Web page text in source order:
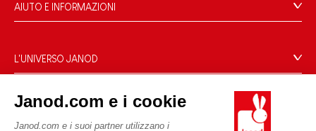
Janod.com e i cookie
Janod.com e i suoi partner utilizzano i
AIUTO E INFORMAZIONI
Domande Frequenti
Contatti
Negozi
L'UNIVERSO JANOD
Le nostre attività
Impegni di RSI
I NOSTRI SERVIZI